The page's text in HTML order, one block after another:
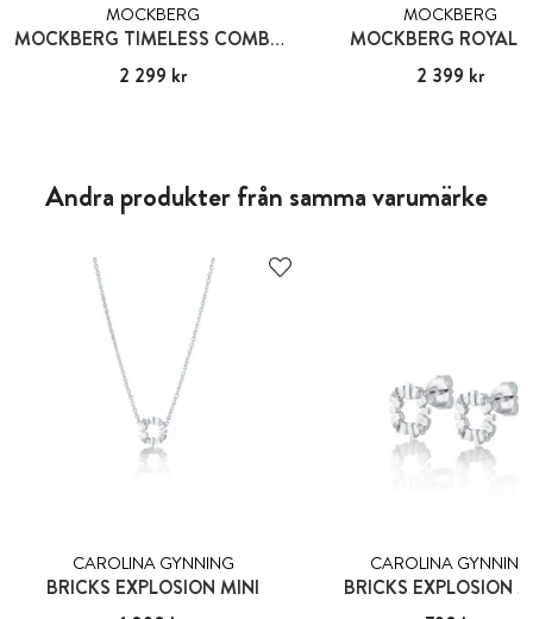
MOCKBERG
MOCKBERG TIMELESS COMBO GOLD
Pris :2 299 kr
2 299 kr
MOCKBERG
MOCKBERG ROYAL
Pris :2 399 kr
2 399 kr
Andra produkter från samma varumärke
CAROLINA GYNNING
BRICKS EXPLOSION MINI
CAROLINA GYNNING
BRICKS EXPLOSION